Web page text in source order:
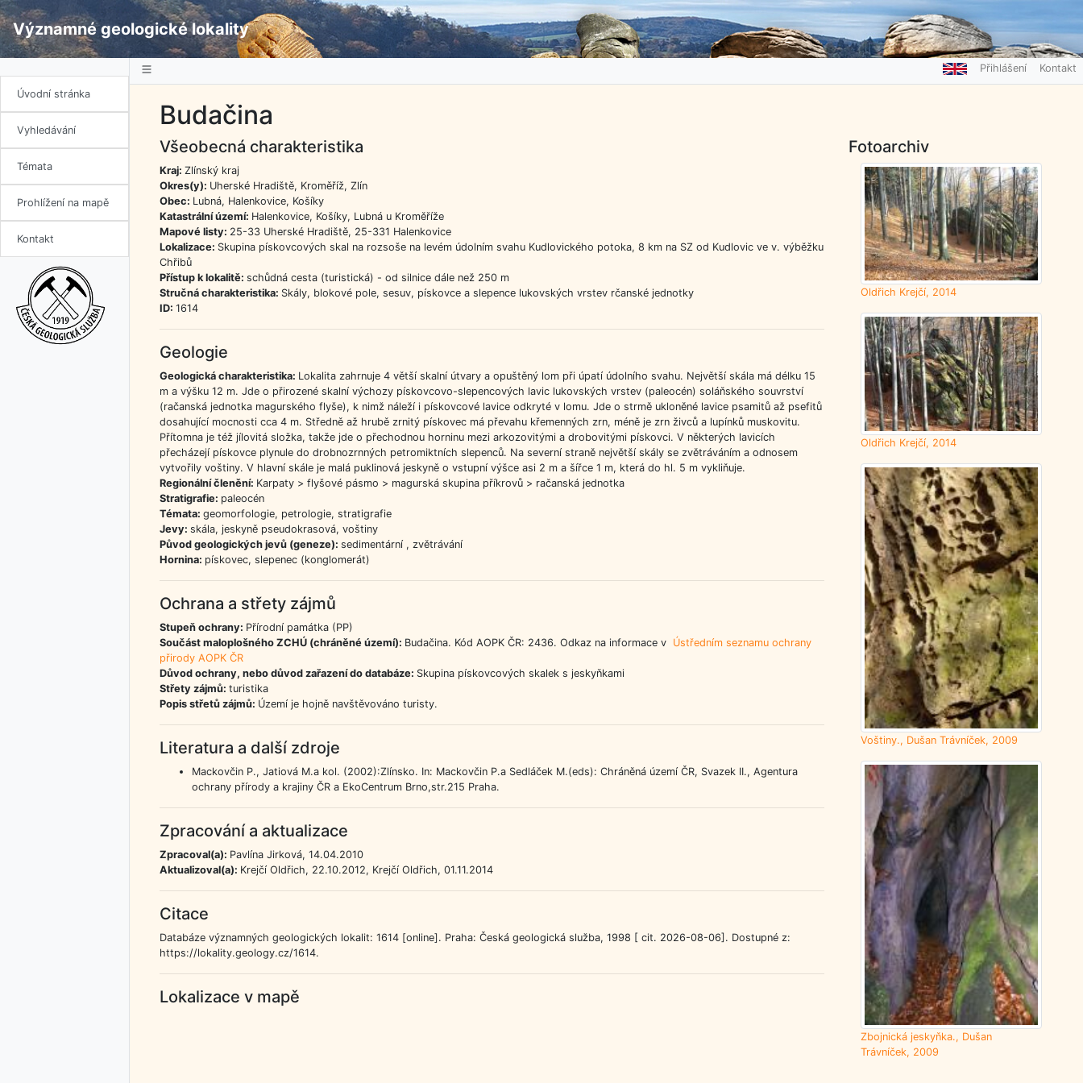
Významné geologické lokality
Úvodní stránka
Vyhledávání
Témata
Prohlížení na mapě
Kontakt
Přihlášení Kontakt
Budačina
Všeobecná charakteristika
Kraj: Zlínský kraj
Okres(y): Uherské Hradiště, Kroměříž, Zlín
Obec: Lubná, Halenkovice, Košíky
Katastrální území: Halenkovice, Košíky, Lubná u Kroměříže
Mapové listy: 25-33 Uherské Hradiště, 25-331 Halenkovice
Lokalizace: Skupina pískovcových skal na rozsoše na levém údolním svahu Kudlovického potoka, 8 km na SZ od Kudlovic ve v. výběžku
Chřibů
Přístup k lokalitě: schůdná cesta (turistická) - od silnice dále než 250 m
Stručná charakteristika: Skály, blokové pole, sesuv, pískovce a slepence lukovských vrstev rčanské jednotky
ID: 1614
Geologie
Geologická charakteristika: Lokalita zahrnuje 4 větší skalní útvary a opuštěný lom při úpatí údolního svahu. Největší skála má délku 15
m a výšku 12 m. Jde o přirozené skalní výchozy pískovcovo-slepencových lavic lukovských vrstev (paleocén) soláňského souvrství
(račanská jednotka magurského flyše), k nimž náleží i pískovcové lavice odkryté v lomu. Jde o strmě ukloněné lavice psamitů až psefitů
dosahující mocnosti cca 4 m. Středně až hrubě zrnitý pískovec má převahu křemenných zrn, méně je zrn živců a lupínků muskovitu.
Přítomna je též jílovitá složka, takže jde o přechodnou horninu mezi arkozovitými a drobovitými pískovci. V některých lavicích
přecházejí pískovce plynule do drobnozrnných petromiktních slepenců. Na severní straně největší skály se zvětráváním a odnosem
vytvořily voštiny. V hlavní skále je malá puklinová jeskyně o vstupní výšce asi 2 m a šířce 1 m, která do hl. 5 m vykliňuje.
Regionální členění: Karpaty > flyšové pásmo > magurská skupina příkrovů > račanská jednotka
Stratigrafie: paleocén
Témata: geomorfologie, petrologie, stratigrafie
Jevy: skála, jeskyně pseudokrasová, voštiny
Původ geologických jevů (geneze): sedimentární , zvětrávání
Hornina: pískovec, slepenec (konglomerát)
Ochrana a střety zájmů
Stupeň ochrany: Přírodní památka (PP)
Součást maloplošného ZCHÚ (chráněné území): Budačina. Kód AOPK ČR: 2436. Odkaz na informace v Ústředním seznamu ochrany
přirody AOPK ČR
Důvod ochrany, nebo důvod zařazení do databáze: Skupina pískovcových skalek s jeskyňkami
Střety zájmů: turistika
Popis střetů zájmů: Území je hojně navštěvováno turisty.
Literatura a další zdroje
Mackovčin P., Jatiová M.a kol. (2002):Zlínsko. In: Mackovčin P.a Sedláček M.(eds): Chráněná území ČR, Svazek II., Agentura
ochrany přírody a krajiny ČR a EkoCentrum Brno,str.215 Praha.
Zpracování a aktualizace
Zpracoval(a): Pavlína Jirková, 14.04.2010
Aktualizoval(a): Krejčí Oldřich, 22.10.2012, Krejčí Oldřich, 01.11.2014
Citace
Databáze významných geologických lokalit: 1614 [online]. Praha: Česká geologická služba, 1998 [ cit. 2026-08-06]. Dostupné z:
https://lokality.geology.cz/1614.
Lokalizace v mapě
Fotoarchiv
Oldřich Krejčí, 2014
Oldřich Krejčí, 2014
Voštiny., Dušan Trávníček, 2009
Zbojnická jeskyňka., Dušan
Trávníček, 2009